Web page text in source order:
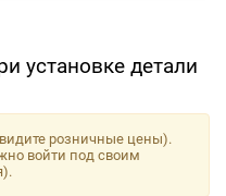
установке детали
розничные цены).
войти под своим